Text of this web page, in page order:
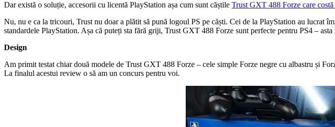
Dar există o soluție, accesorii cu licentă PlayStation așa cum sunt căștile Trust GXT 488 Forze care
Nu, nu e ca la tricouri, Trust nu doar a plătit să pună logoul PS pe căști. Cei de la PlayStation au lucrat
standardele PlayStation. Așa că puteți sta fără griji, Trust GXT 488 Forze sunt perfecte pentru PS4 – asta
Design
Am primit testat chiar două modele de Trust GXT 488 Forze – cele simple Forze negre cu albastru și
La finalul acestui review o să am un concurs pentru voi.